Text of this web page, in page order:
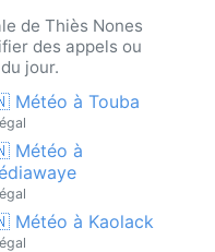
de Thiès Nones
des appels ou
jour.
à Touba
Météo à
à Kaolack